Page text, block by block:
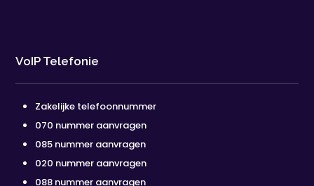
VoIP Telefonie
Zakelijke telefoonnummer
070 nummer aanvragen
085 nummer aanvragen
020 nummer aanvragen
088 nummer aanvragen